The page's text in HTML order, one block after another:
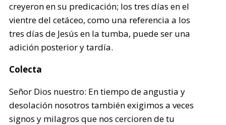
creyeron en su predicación; los tres días en el
vientre del cetáceo, como una referencia a los
tres días de Jesús en la tumba, puede ser una
adición posterior y tardía.
Colecta
Señor Dios nuestro: En tiempo de angustia y
desolación nosotros también exigimos a veces
signos y milagros que nos cercioren de tu